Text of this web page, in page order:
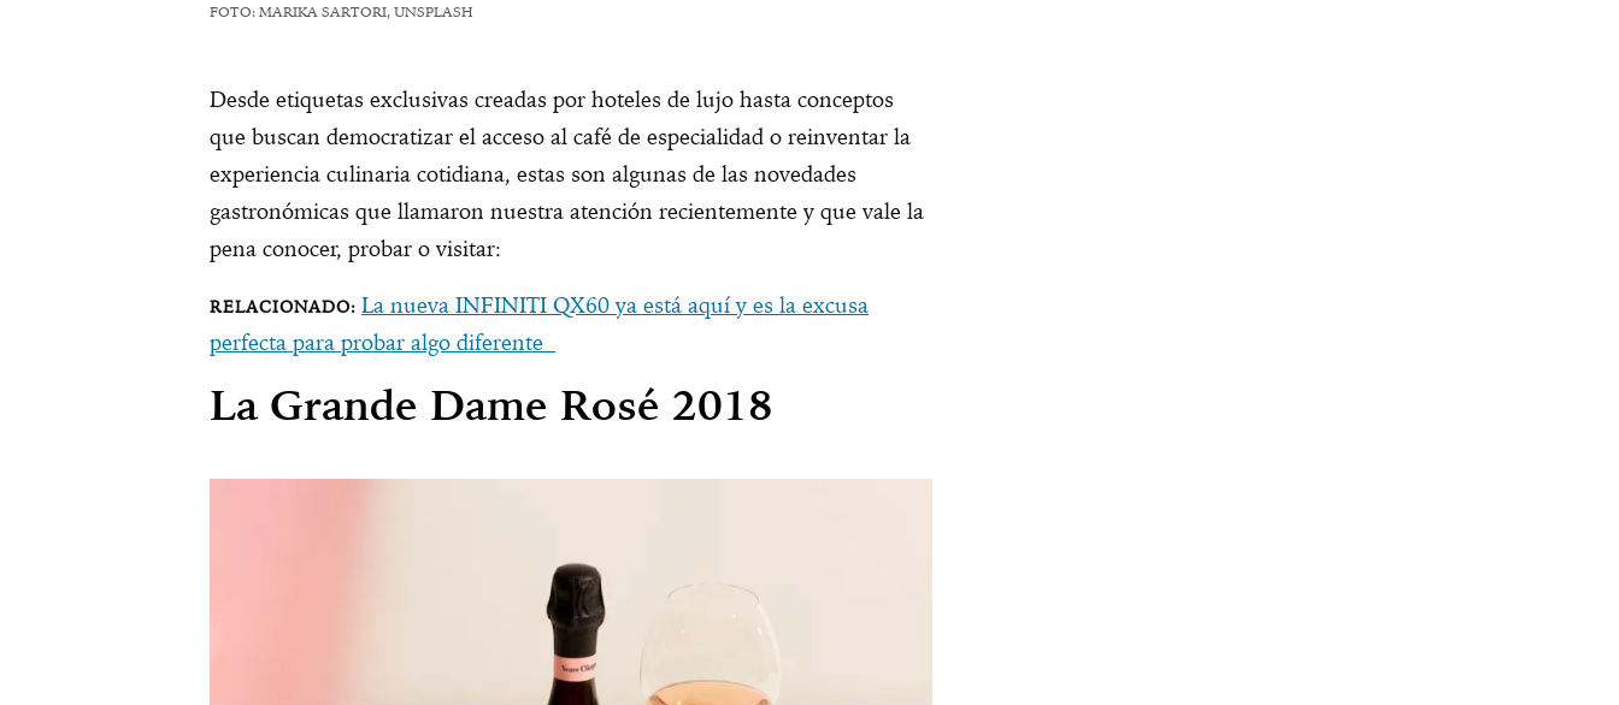
FOTO: MARIKA SARTORI, UNSPLASH
Desde etiquetas exclusivas creadas por hoteles de lujo hasta conceptos
que buscan democratizar el acceso al café de especialidad o reinventar la
experiencia culinaria cotidiana, estas son algunas de las novedades
gastronómicas que llamaron nuestra atención recientemente y que vale la
pena conocer, probar o visitar:
La nueva INFINITI QX60 ya está aquí y es la excusa
perfecta para probar algo diferente
La Grande Dame Rosé 2018